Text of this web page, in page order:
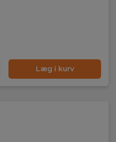
Læg i kurv